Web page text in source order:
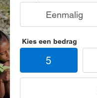
Eenmalig
Kies een bedrag
5